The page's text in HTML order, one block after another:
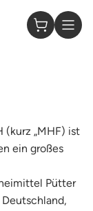
0 Artikel
(kurz „MHF) ist
ein großes
Pütter